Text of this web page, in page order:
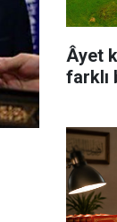
Âyet
farklı